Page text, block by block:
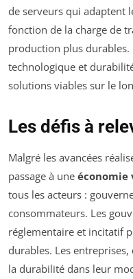
de serveurs qui adaptent
fonction de la charge de
production plus durables.
technologique et
solutions viables sur le
Les défis à
Malgré les avancées
passage à une économie
tous les acteurs :
consommateurs. Les
réglementaire et incitatif
durables. Les
la durabilité dans leur